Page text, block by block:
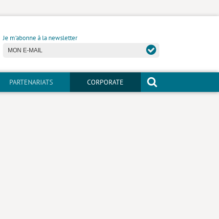
Je m'abonne à la newsletter
PARTENARIATS CORPORATE